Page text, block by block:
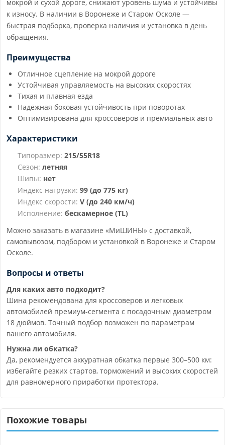
мокрой и сухой дороге, снижают уровень шума и устойчивы
к износу. В наличии в Воронеже и Старом Осколе —
быстрая подборка, проверка наличия и установка в день
обращения.
Преимущества
Отличное сцепление на мокрой дороге
Устойчивая управляемость на высоких скоростях
Тихая и плавная езда
Надёжная боковая устойчивость при поворотах
Оптимизирована для кроссоверов и премиальных авто
Характеристики
Типоразмер: 215/55R18
Сезон: летняя
Шипы: нет
Индекс нагрузки: 99 (до 775 кг)
Индекс скорости: V (до 240 км/ч)
Исполнение: бескамерное (TL)
Можно заказать в магазине «МиШИНЫ» с доставкой,
самовывозом, подбором и установкой в Воронеже и Старом
Осколе.
Вопросы и ответы
Для каких авто подходит?
Шина рекомендована для кроссоверов и легковых
автомобилей премиум-сегмента с посадочным диаметром
18 дюймов. Точный подбор возможен по параметрам
вашего автомобиля.
Нужна ли обкатка?
Да, рекомендуется аккуратная обкатка первые 300–500 км:
избегайте резких стартов, торможений и высоких скоростей
для равномерного приработки протектора.
Похожие товары